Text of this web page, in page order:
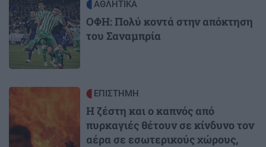
Image ΑΘΛΗΤΙΚΑ
ΟΦΗ: Πολύ κοντά στην απόκτηση
του Σαναμπρία
ΕΠΙΣΤΗΜΗ
Η ζέστη και ο καπνός από
πυρκαγιές θέτουν σε κίνδυνο τον
αέρα σε εσωτερικούς χώρους,